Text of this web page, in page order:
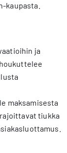
kaupasta.
ja
maksamisesta
tiukka